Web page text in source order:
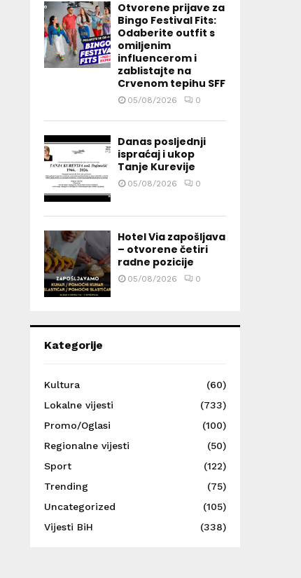
Otvorene prijave za
Bingo Festival Fits:
Odaberite outfit s
omiljenim
influencerom i
zablistajte na
Crvenom tepihu SFF
05/08/2026 0
Danas posljednji
ispraćaj i ukop
Tanje Kurevije
05/08/2026 0
Hotel Via zapošljava
– otvorene četiri
radne pozicije
05/08/2026 0
Kategorije
Kultura
(60)
Lokalne vijesti
(733)
Promo/Oglasi
(100)
Regionalne vijesti
(50)
Sport
(122)
Trending
(75)
Uncategorized
(105)
Vijesti BiH
(338)